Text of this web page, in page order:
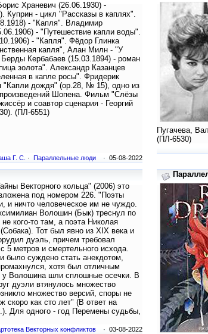
Храневич (26.06.1930) -
Куприн - цикл "Рассказы в каплях".
- "Капля". Владимир
- "Путешествие капли воды".
- "Капля". Фёдор Глинка
капля", Алан Милн - "У
Кербабаев (15.03.1894) - роман
золота". Александр Казанцев
в капле росы". Фридерик
"Капли дождя" (ор.28, № 15), одно из
Шопена. Фильм "Слёзы
и соавтор сценария - Георгий
(ПЛ-6551)
Г. С. · Параллельные люди · 05-08-2022
Пугачева,
(ПЛ-6530)
Векторного кольца" (2006) это
под номером 226. "Поэты
и ничто человеческое им не чуждо.
Волошин (Бык) треснул по
кого-то там, а поэта Николая
Тот был явно из XIX века и
дуэль, причем требовал
5 метров и смертельного исхода.
было суждено стать анекдотом,
хотя был отличным
у Волошина шли сплошные осечки. В
дуэли втянулось множество
множество версий, споры не
скоро как сто лет" (В ответ на
Для одного - год Перемены судьбы,
Векторных конфликтов · 03-08-2022